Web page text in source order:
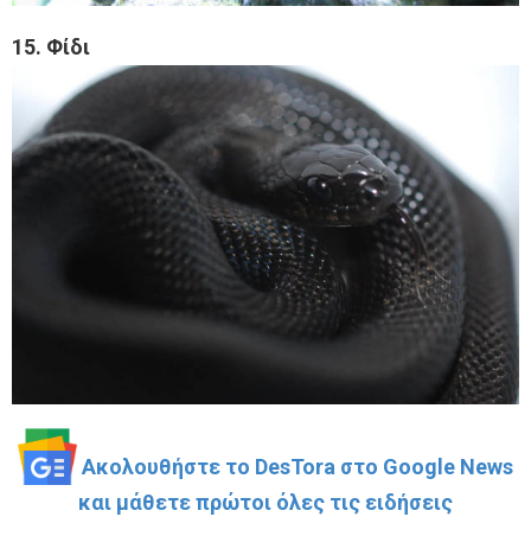
15. Φίδι
Ακολουθήστε το DesTora στο Google News
και μάθετε πρώτοι όλες τις ειδήσεις